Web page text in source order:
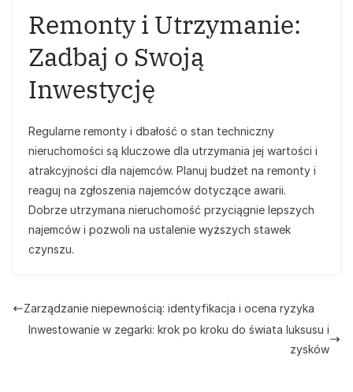
Remonty i Utrzymanie:
Zadbaj o Swoją
Inwestycję
Regularne remonty i dbałość o stan techniczny
nieruchomości są kluczowe dla utrzymania jej wartości i
atrakcyjności dla najemców. Planuj budżet na remonty i
reaguj na zgłoszenia najemców dotyczące awarii.
Dobrze utrzymana nieruchomość przyciągnie lepszych
najemców i pozwoli na ustalenie wyższych stawek
czynszu.
Zarządzanie niepewnością: identyfikacja i ocena ryzyka
Inwestowanie w zegarki: krok po kroku do świata luksusu i
zysków